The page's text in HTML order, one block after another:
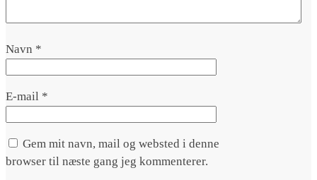
Navn *
E-mail *
Gem mit navn, mail og websted i denne
browser til næste gang jeg kommenterer.